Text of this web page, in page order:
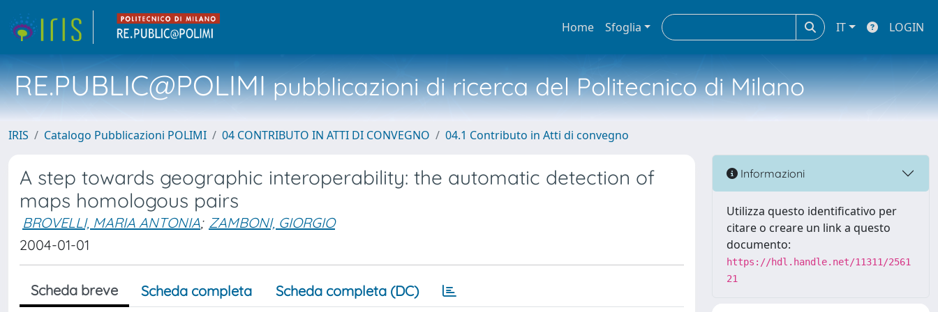
Home Sfoglia IT LOGIN
RE.PUBLIC@POLIMIpubblicazioni di ricerca del Politecnico di Milano
IRIS Catalogo Pubblicazioni POLIMI 04 CONTRIBUTO IN ATTI DI CONVEGNO 04.1 Contributo in Atti di convegno
A step towards geographic interoperability: the automatic detection of
maps homologous pairs
BROVELLI, MARIA ANTONIA; ZAMBONI, GIORGIO
2004-01-01
Scheda breve Scheda completa Scheda completa (DC)
Informazioni
Utilizza questo identificativo per
citare o creare un link a questo
documento:
https://hdl.handle.net/11311/2561
21